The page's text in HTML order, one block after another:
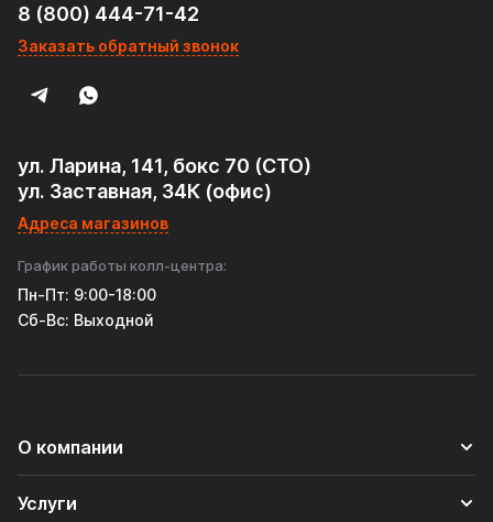
8 (800) 444-71-42
Заказать обратный звонок
ул. Ларина, 141, бокс 70 (СТО)
ул. Заставная, 34К (офис)
Адреса магазинов
График работы колл-центра:
Пн-Пт: 9:00-18:00
Cб-Вс: Выходной
О компании
Услуги